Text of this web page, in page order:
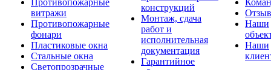
Противопожарные
витражи
Противопожарные
фонари
Пластиковые окна
Стальные окна
Светопрозрачные
конструкций
Монтаж, сдача
работ и
исполнительная
документация
Гарантийное
Наши
Наши